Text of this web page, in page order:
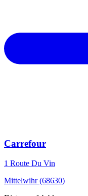
Carrefour
1 Route Du Vin
Mittelwihr (68630)